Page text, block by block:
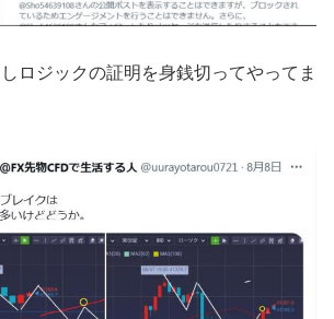
ロジックの証明を身銭切ってやってま